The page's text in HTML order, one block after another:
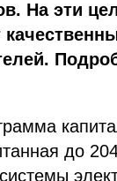
На эти
до